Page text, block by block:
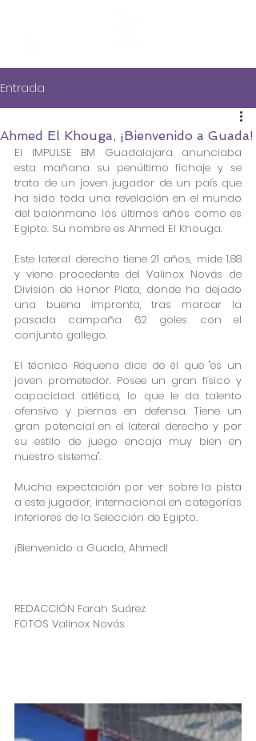
Entrada
Ahmed El Khouga, ¡Bienvenido a Guada!
El IMPULSE BM Guadalajara anunciaba
esta mañana su penúltimo fichaje y se
trata de un joven jugador de un país que
ha sido toda una revelación en el mundo
del balonmano los últimos años como es
Egipto. Su nombre es Ahmed El Khouga.
Este lateral derecho tiene 21 años, mide 1.88
y viene procedente del Valinox Novás de
División de Honor Plata, donde ha dejado
una buena impronta, tras marcar la
pasada campaña 62 goles con el
conjunto gallego.
El técnico Requena dice de él que "es un
joven prometedor. Posee un gran físico y
capacidad atlética, lo que le da talento
ofensivo y piernas en defensa. Tiene un
gran potencial en el lateral derecho y por
su estilo de juego encaja muy bien en
nuestro sistema".
Mucha expectación por ver sobre la pista
a este jugador, internacional en categorías
inferiores de la Selección de Egipto.
¡Bienvenido a Guada, Ahmed!
REDACCIÓN Farah Suárez
FOTOS Valinox Novás